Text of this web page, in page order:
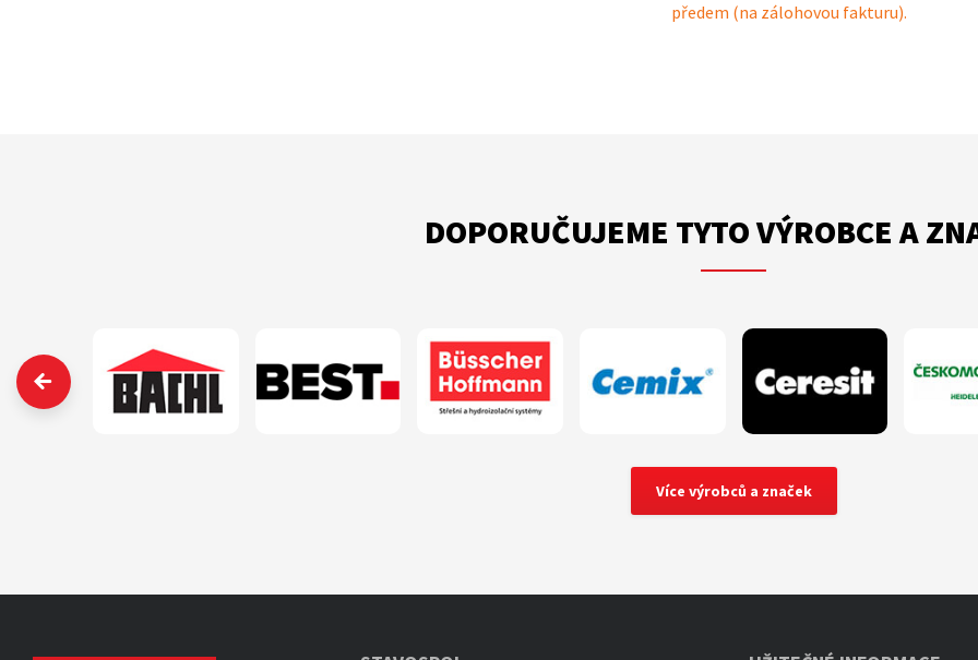
předem (na zálohovou fakturu).
DOPORUČUJEME TYTO VÝROBCE A
‹
Více výrobců a značek